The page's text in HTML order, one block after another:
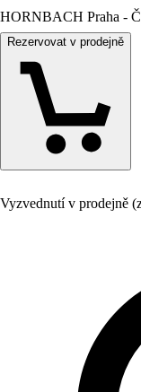
HORNBACH Praha -
Rezervovat v prodejně
Vyzvednutí v prodejně